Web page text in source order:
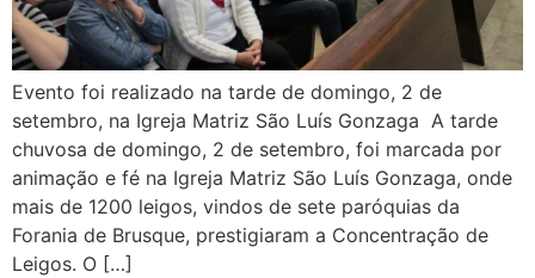
Evento foi realizado na tarde de domingo, 2 de
setembro, na Igreja Matriz São Luís Gonzaga A tarde
chuvosa de domingo, 2 de setembro, foi marcada por
animação e fé na Igreja Matriz São Luís Gonzaga, onde
mais de 1200 leigos, vindos de sete paróquias da
Forania de Brusque, prestigiaram a Concentração de
Leigos. O […]